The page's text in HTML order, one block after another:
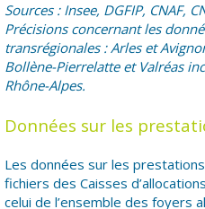
Sources : Insee, DGFIP, CNAF,
Précisions concernant les
transrégionales : Arles et
Bollène-Pierrelatte et Valréas
Rhône-Alpes.
Données sur les
Les données sur les
fichiers des Caisses
celui de l’ensemble des foyers